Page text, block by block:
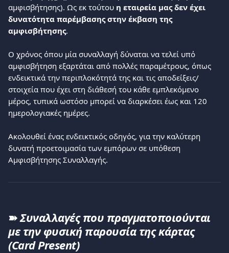
αμφισβήτησης). Ως εκ τούτου η εταιρεία μας δεν έχει
δυνατότητα παρέμβασης στην έκβαση της
αμφισβήτησης.
Ο χρόνος όπου μία συναλλαγή δύναται να τελεί υπό
αμφισβήτηση εξαρτάται από πολλές παραμέτρους, όπως
ενδεικτικά την περιπλοκότητά της και τις αποδείξεις/
στοιχεία που έχει στη διάθεσή του κάθε εμπλεκόμενο
μέρος, τυπικά ωστόσο μπορεί να διαρκέσει έως και 120
ημερολογιακές ημέρες.
Ακολουθεί ένας ενδεικτικός οδηγός, για την καλύτερη
δυνατή προετοιμασία των εμπόρων σε υπόθεση
Αμφισβήτησης Συναλλαγής.
➽ Συναλλαγές που πραγματοποιούνται
με την φυσική παρουσία της κάρτας
(Card Present)